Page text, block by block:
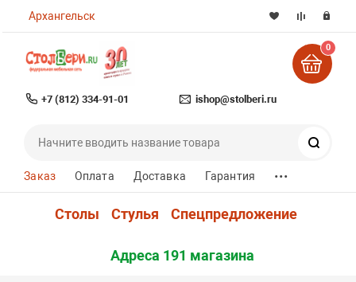
Архангельск
+7 (812) 334-91-01 ishop@stolberi.ru
0
Заказ Оплата Доставка Гарантия ...
Столы Стулья Спецпредложение
Адреса 191 магазина